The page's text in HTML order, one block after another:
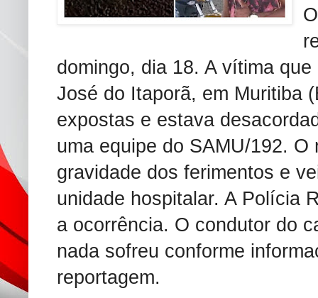
domingo, dia 18. A vítima
José do Itaporã, em Muritiba
expostas e estava
uma equipe do SAMU/192. O
gravidade dos ferimentos e
unidade hospitalar. A Polícia
a ocorrência. O condutor do
nada sofreu conforme
reportagem.